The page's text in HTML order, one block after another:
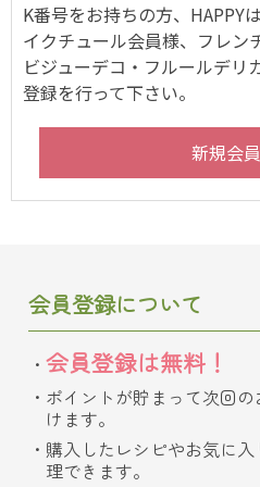
K番号をお持ちの方、HAPPY
イクチュール会員様、フレン
ビジューデコ・フルールデリ
登録を行って下さい。
会員登録について
会員登録は無料！
ポイントが貯まって次回
けます。
購入したレシピやお気に
理できます。